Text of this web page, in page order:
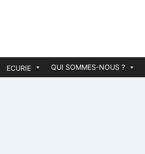
ECURIE QUI SOMMES-NOUS ?